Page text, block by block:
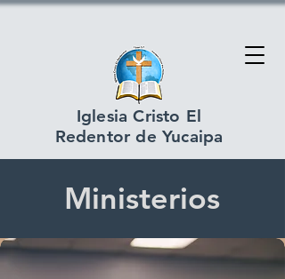
Iglesia Cristo El
Redentor de Yucaipa
Ministerios